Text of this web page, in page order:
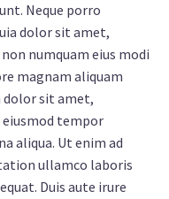
Neque porro
dolor sit amet,
numquam eius modi
magnam aliquam
dolor sit amet,
tempor
aliqua. Ut enim ad
ullamco laboris
Duis aute irure